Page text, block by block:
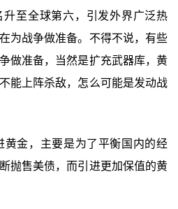
至全球第六，引发外界广泛热
为战争做准备。不得不说，有些
做准备，当然是扩充武器库，黄
能上阵杀敌，怎么可能是发动战
黄金，主要是为了平衡国内的经
抛售美债，而引进更加保值的黄